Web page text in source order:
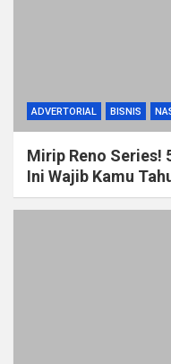
ADVERTORIAL BISNIS
Mirip Reno Series!
Ini Wajib Kamu